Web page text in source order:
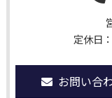
定休日
お問い合